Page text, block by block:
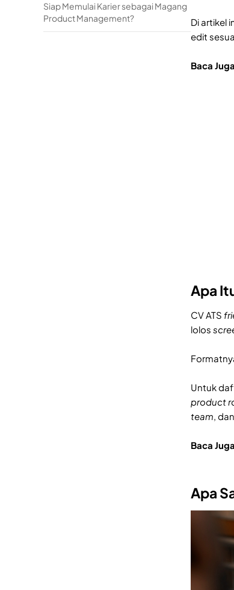
Siap Memulai Karier sebagai Magang
Product Management?
Di artikel
edit
Baca
Apa
CV ATS
lolos
Untuk
product
team, dan
Baca
Apa